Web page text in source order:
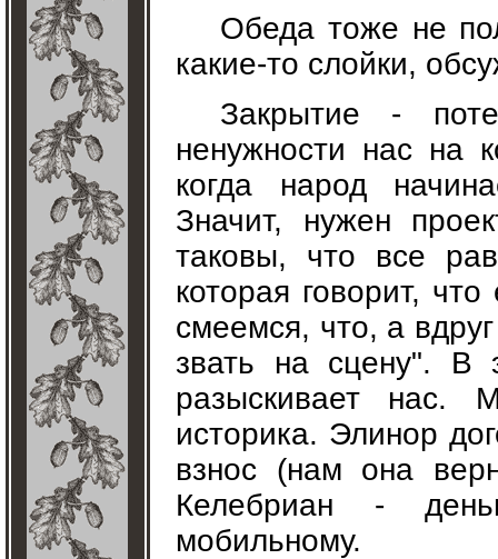
Обеда тоже не
какие-то слойки,
Закрытие -
ненужности нас на
когда народ
Значит, нужен
таковы, что все
которая говорит,
смеемся, что, а
звать на сцену". В
разыскивает нас.
историка. Элинор
взнос (нам она
Келебриан -
мобильному.